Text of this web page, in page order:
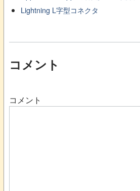
Lightning L字型コネクタ
コメント
コメント